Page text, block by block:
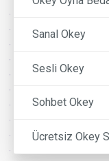
Sanal Okey
Sesli Okey
Sohbet Okey
Ücretsiz Okey